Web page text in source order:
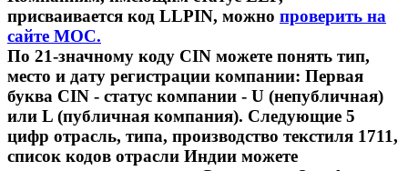
присваивается код LLPIN, можно проверить на
сайте MOC.
По 21-значному коду CIN можете понять тип,
место и дату регистрации компании: Первая
буква CIN - статус компании - U (непубличная)
или L (публичная компания). Следующие 5
цифр отрасль, типа, производство текстиля 1711,
список кодов отрасли Индии можете